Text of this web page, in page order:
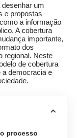
um
e propostas
a informação
A cobertura
importante,
dos
regional. Neste
de cobertura
a democracia e
processo